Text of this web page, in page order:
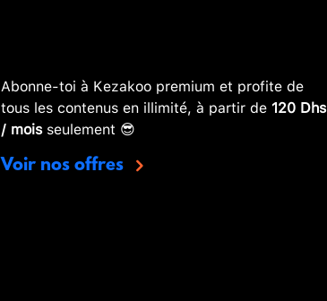
Abonne-toi à Kezakoo premium et profite de
tous les contenus en illimité, à partir de 120 Dhs
/ moisseulement 😎
Voir nos offres